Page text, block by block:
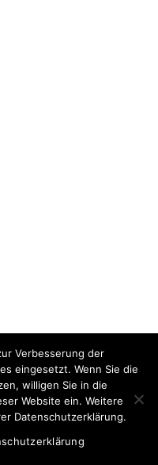
Verbesserung der
eingesetzt. Wenn Sie die
willigen Sie in die
Website ein. Weitere
Datenschutzerklärung.